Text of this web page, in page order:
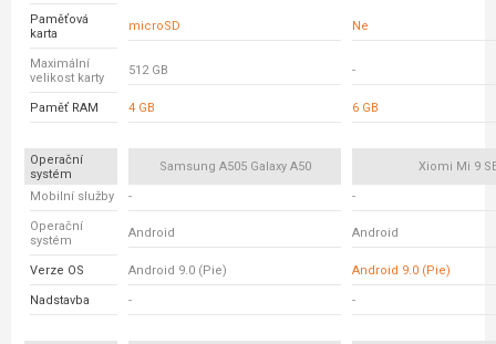
Paměťová
karta
microSD Ne
Maximální
velikost karty
512 GB -
Paměť RAM 4 GB 6 GB
Operační
systém
Samsung A505 Galaxy A50 Xiomi Mi 9
Mobilní služby - -
Operační
systém
Android Android
Verze OS Android 9.0 (Pie) Android 9.0 (Pie)
Nadstavba - -